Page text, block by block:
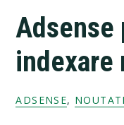
Adsense
indexare
ADSENSE, NOUTATI